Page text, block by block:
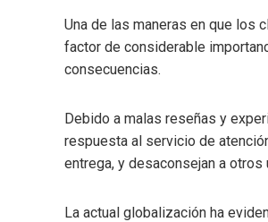
Una de las maneras en que los
factor de considerable
consecuencias.
Debido a malas reseñas y
respuesta al servicio de
entrega, y desaconsejan a
La actual globalización ha